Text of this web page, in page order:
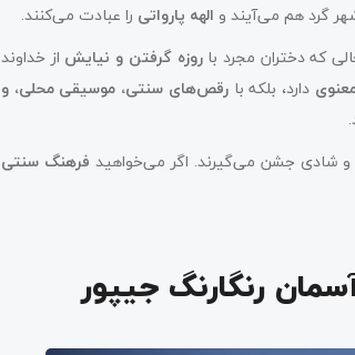
گرد هم می‌آیند و الهه پارواتی را عبادت می‌کنند.
که دختران مجرد باروزه گرفتن و نیایش از خداوند
دارد، بلکه بارقص‌های سنتی، موسیقی محلی، و
شادی جشن می‌گیرند. اگر می‌خواهید فرهنگ سنتی